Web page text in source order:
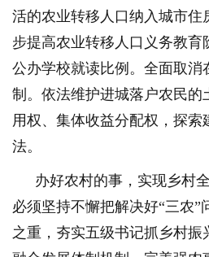
活的农业转移人口纳入城市住
步提高农业转移人口义务教育
公办学校就读比例。全面取消
制。依法维护进城落户农民的
用权、集体收益分配权，探索
法。
办好农村的事，实现乡村
必须坚持不懈把解决好“三农”
之重，夯实五级书记抓乡村振